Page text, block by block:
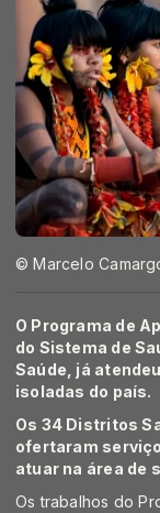
© Marcelo
O Programa de
do Sistema de
Saúde , já
isoladas do país.
Os 34 Distritos
ofertaram
atuar na área de
Ostrabalhos do